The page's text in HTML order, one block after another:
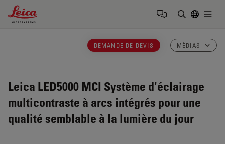
Leica Microsystems Logo
DEMANDE DE DEVIS MÉDIAS
Leica LED5000 MCI Système d'éclairage
multicontraste à arcs intégrés pour une
qualité semblable à la lumière du jour